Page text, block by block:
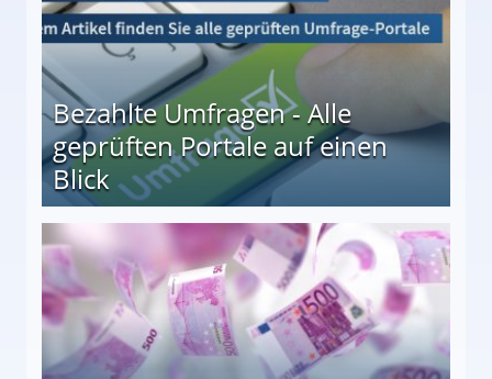
Bezahlte Umfragen - Alle
geprüften Portale auf einen
Blick
auf einen Blick